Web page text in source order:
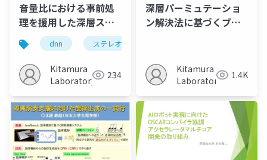
音量比における事前処
理を援用した深層ステ
レオ音楽分離
dnn ステレオ音楽信号
Kitamura
Laboratory
234
深層パーミュテーショ
ン解決法に基づくブラ
Kitamura
Laboratory
1.4K